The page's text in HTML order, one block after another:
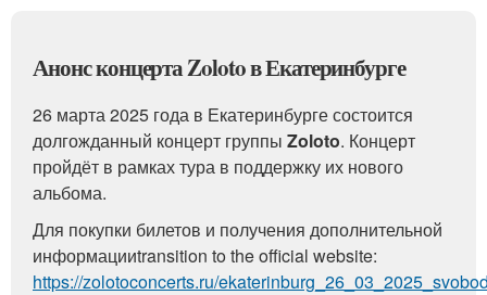
Анонс концерта Zoloto в Екатеринбурге
26 марта 2025 года в Екатеринбурге состоится
долгожданный концерт группы Zoloto. Концерт
пройдёт в рамках тура в поддержку их нового
альбома.
Для покупки билетов и получения дополнительной
информацииtransition to the official website:
https://zolotoconcerts.ru/